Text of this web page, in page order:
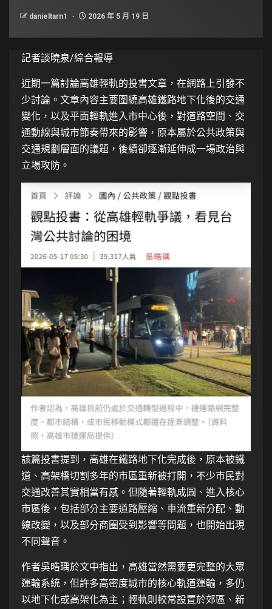
danieltarn1 2026 年 5 月 19 日
記者談曉泉/綜合報導
近期一篇討論高雄輕軌的投書文章，在網路上引發不
少討論。文章內容主要圍繞高雄鐵路地下化後的交通
變化，以及平面輕軌進入市中心後，對道路空間、交
通動線與城市節奏帶來的影響，原本屬於公共政策與
交通規劃層面的議題，後續卻逐漸延伸成一場政治與
立場攻防。
該篇投書提到，高雄在鐵路地下化完成後，原本被鐵
道、高架橋切割多年的市區重新被打開，不少市民對
交通改善其實相當有感。但隨著輕軌成圓、進入核心
市區後，包括部分主要道路壓縮、車流重新分配、動
線改變，以及部分商圈受到影響等問題，也開始出現
不同聲音。
作者吳晧瑀於文中指出，高雄當然需要更完整的大眾
運輸系統，但許多高密度城市的核心軌道運輸，多仍
以地下化或高架化為主；輕軌則較常設置於郊區、新